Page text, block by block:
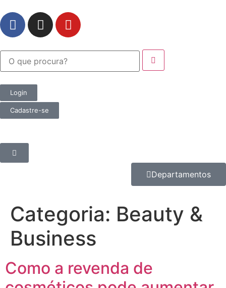
Login
Cadastre-se
Departamentos
Categoria: Beauty &
Business
Como a revenda de